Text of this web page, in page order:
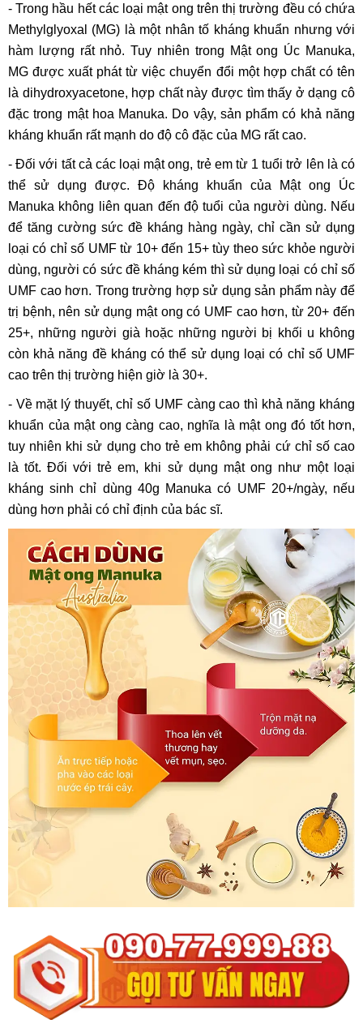
- Trong hầu hết các loại mật ong trên thị trường đều có chứa
Methylglyoxal (MG) là một nhân tố kháng khuẩn nhưng với
hàm lượng rất nhỏ. Tuy nhiên trong Mật ong Úc Manuka,
MG được xuất phát từ việc chuyển đổi một hợp chất có tên
là dihydroxyacetone, hợp chất này được tìm thấy ở dạng cô
đặc trong mật hoa Manuka. Do vậy, sản phẩm có khả năng
kháng khuẩn rất mạnh do độ cô đặc của MG rất cao.
- Đối với tất cả các loại mật ong, trẻ em từ 1 tuổi trở lên là có
thể sử dụng được. Độ kháng khuẩn của
Mật ong Úc
Manuka không liên quan đến độ tuổi của người dùng. Nếu
để tăng cường sức đề kháng hàng ngày, chỉ cần sử dụng
loại có chỉ số UMF từ 10+ đến 15+ tùy theo sức khỏe người
dùng, người có sức đề kháng kém thì sử dụng loại có chỉ số
UMF cao hơn. Trong trường hợp sử dụng sản phẩm này để
trị bệnh, nên sử dụng mật ong có UMF cao hơn, từ 20+ đến
25+, những người già hoặc những người bị khối u không
còn khả năng đề kháng có thể sử dụng loại có chỉ số UMF
cao trên thị trường hiện giờ là 30+.
- Về mặt lý thuyết, chỉ số UMF càng cao thì khả năng kháng
khuẩn của mật ong càng cao, nghĩa là mật ong đó tốt hơn,
tuy nhiên khi sử dụng cho trẻ em không phải cứ chỉ số cao
là tốt. Đối với trẻ em, khi sử dụng mật ong như một loại
kháng sinh chỉ dùng 40g Manuka có UMF 20+/ngày, nếu
dùng hơn phải có chỉ định của bác sĩ.